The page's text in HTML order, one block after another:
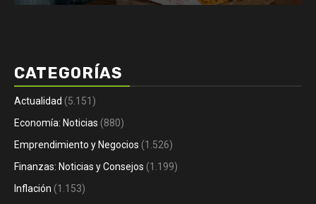
CATEGORÍAS
Actualidad (5.151)
Economía: Noticias (880)
Emprendimiento y Negocios (1.526)
Finanzas: Noticias y Consejos (1.199)
Inflación (1.153)